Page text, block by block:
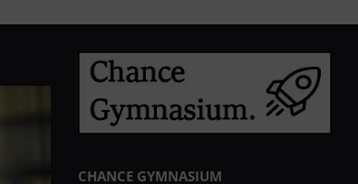
CHANCE GYMNASIUM